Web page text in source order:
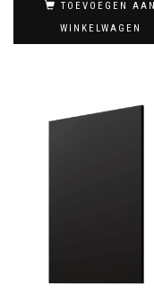
TOEVOEGEN AAN
WINKELWAGEN